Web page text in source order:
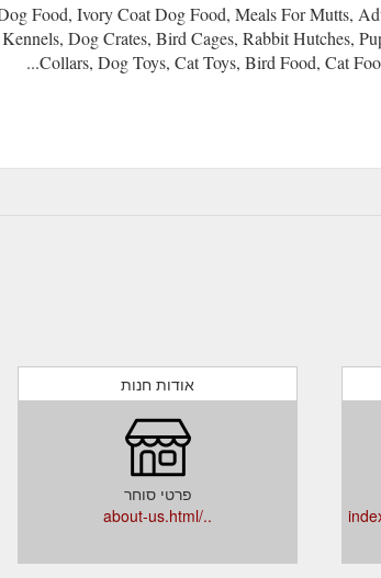
Food, Ivory Coat Dog Food, Meals For Mutts,
Dog Crates, Bird Cages, Rabbit Hutches,
Collars, Dog Toys, Cat Toys, Bird Food, Cat
אודות חנות
פרטי סוחר
../about-us.html